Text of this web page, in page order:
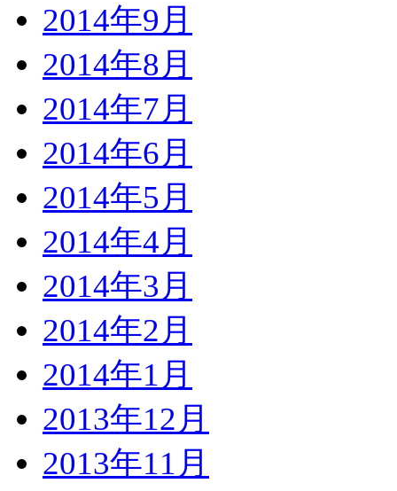
2014年9月
2014年8月
2014年7月
2014年6月
2014年5月
2014年4月
2014年3月
2014年2月
2014年1月
2013年12月
2013年11月